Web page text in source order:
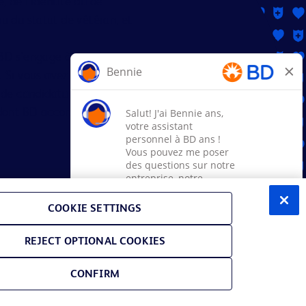
s'engage à travailler avec
vous avez besoin d'aide ou
candidature, veuillez
BD accompagne les
(US only)
de participation à E-Verify FMLA
COOKIE SETTINGS
REJECT OPTIONAL COOKIES
CONFIRM